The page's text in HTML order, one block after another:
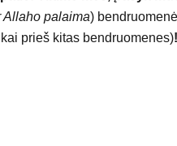
Allaho palaima)
prieš kitas bendruomenes)!